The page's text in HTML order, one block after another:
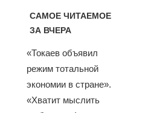
САМОЕ ЧИТАЕМОЕ
ЗА ВЧЕРА
«Токаев объявил
режим тотальной
экономии в стране».
«Хватит мыслить